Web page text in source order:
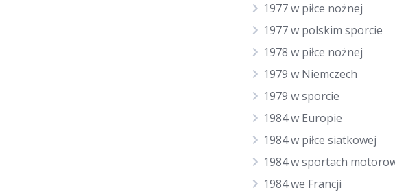
1977 w piłce nożnej
1977 w polskim sporcie
1978 w piłce nożnej
1979 w Niemczech
1979 w sporcie
1984 w Europie
1984 w piłce siatkowej
1984 w sportach
1984 we Francji